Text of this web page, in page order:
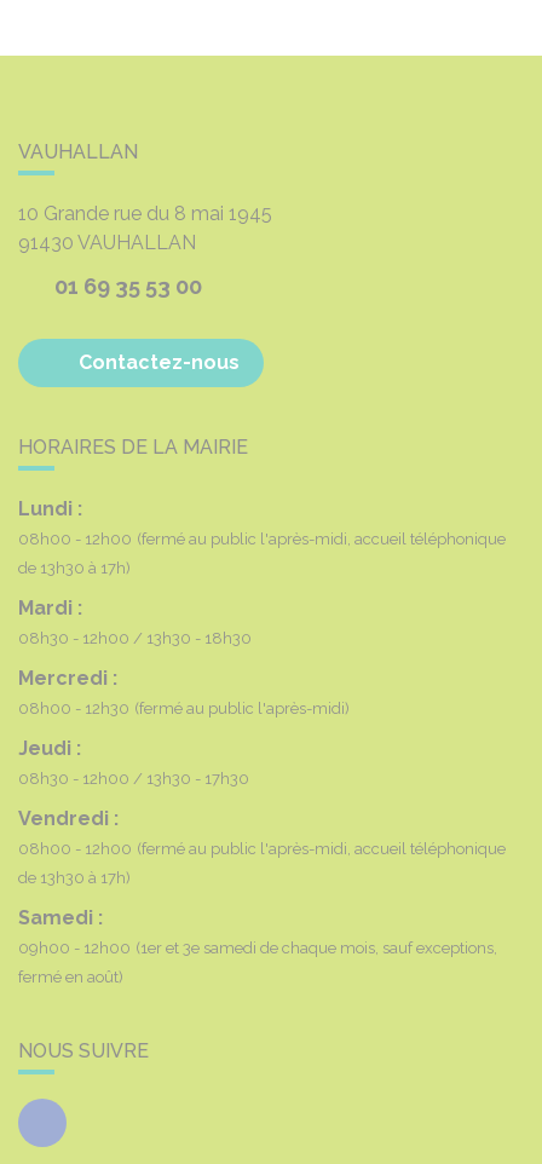
VAUHALLAN
10 Grande rue du 8 mai 1945
91430 VAUHALLAN
01 69 35 53 00
Contactez-nous
HORAIRES DE LA MAIRIE
Lundi :
08h00 - 12h00 (fermé au public l'après-midi, accueil téléphonique
de 13h30 à 17h)
Mardi :
08h30 - 12h00 13h30 - 18h30
Mercredi :
08h00 - 12h30 (fermé au public l'après-midi)
Jeudi :
08h30 - 12h00 13h30 - 17h30
Vendredi :
08h00 - 12h00 (fermé au public l'après-midi, accueil téléphonique
de 13h30 à 17h)
Samedi :
09h00 - 12h00 (1er et 3e samedi de chaque mois, sauf exceptions,
fermé en août)
NOUS SUIVRE
Facebook